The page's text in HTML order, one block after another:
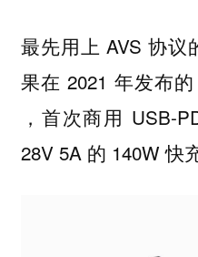
最先用上 AVS 协
果在 2021 年发布
，首次商用 USB-
28V 5A 的 140W 快充